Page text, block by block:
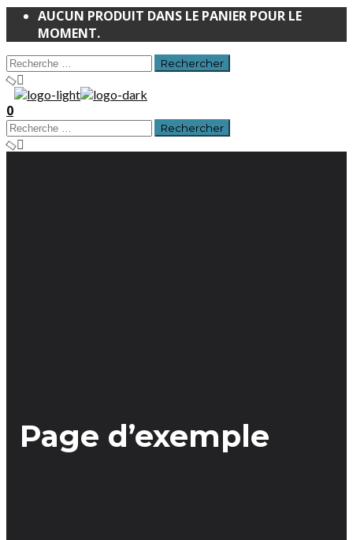
AUCUN PRODUIT DANS LE PANIER POUR LE
MOMENT.
0
Page d’exemple